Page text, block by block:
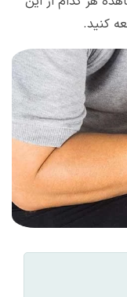
کنید.